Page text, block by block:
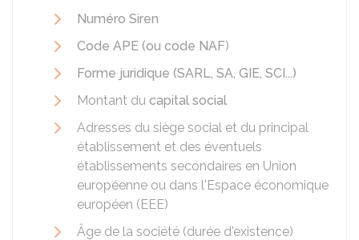
Numéro Siren
Code APE (ou code NAF)
Forme juridique (SARL, SA, GIE, SCI...)
Montant du capital social
Adresses du siège social et du principal
établissement et des éventuels
établissements secondaires en Union
européenne ou dans l'Espace économique
européen (EEE)
Âge de la société (durée d'existence)